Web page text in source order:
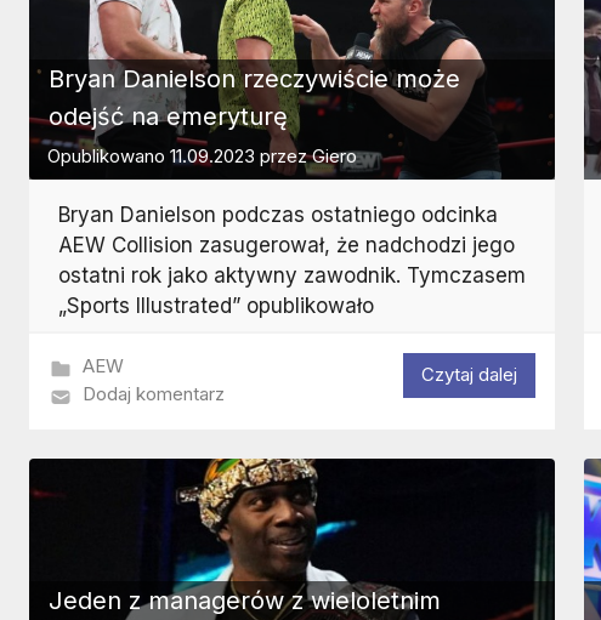
Bryan Danielson rzeczywiście może
odejść na emeryturę
Opublikowano 11.09.2023 przezGiero
Bryan Danielson podczas ostatniego odcinka
AEW Collision zasugerował, że nadchodzi jego
ostatni rok jako aktywny zawodnik. Tymczasem
„Sports Illustrated” opublikowało
AEW
Dodaj komentarz
Czytaj dalej
Jeden z managerów z wieloletnim